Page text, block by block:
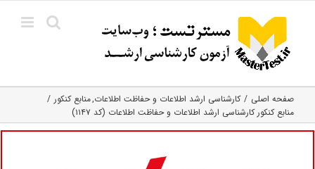
content
صفحه اصلی کارشناسی ارشد اطلاعات و حفاظت اطلاعات منابع کنکور
منابع کنکور کارشناسی ارشد اطلاعات و حفاظت اطلاعات (کد ۱۱۴۷)